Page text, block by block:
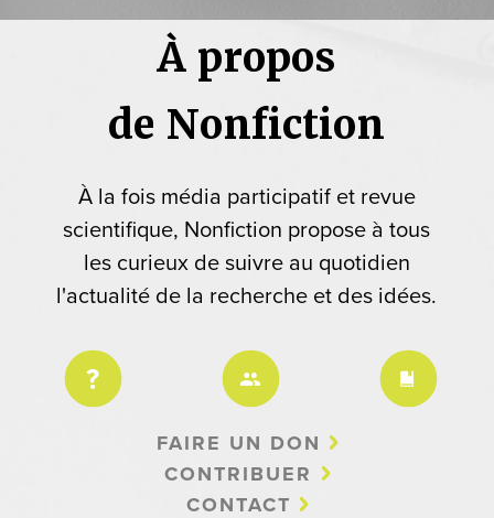
À propos
de Nonfiction
À la fois média participatif et revue
scientifique, Nonfiction propose à tous
les curieux de suivre au quotidien
l'actualité de la recherche et des idées.
FAIRE UN DON
CONTRIBUER
CONTACT